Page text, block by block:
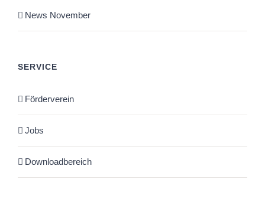
News November
SERVICE
Förderverein
Jobs
Downloadbereich